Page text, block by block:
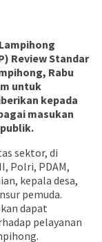
Review Standar
Rabu
untuk
kepada
masukan
sektor, di
Polri, PDAM,
kepala desa,
pemuda.
dapat
pelayanan